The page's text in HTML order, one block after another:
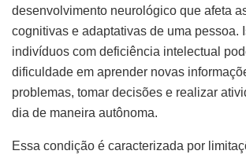
desenvolvimento neurológico que afeta
cognitivas e adaptativas de uma pessoa.
indivíduos com deficiência intelectual
dificuldade em aprender novas
problemas, tomar decisões e realizar
dia de maneira autônoma.
Essa condição é caracterizada por